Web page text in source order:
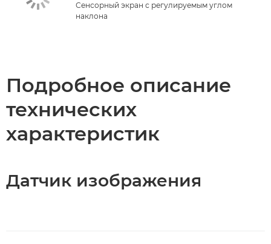
Сенсорный экран с регулируемым углом
наклона
Подробное описание
технических
характеристик
Датчик изображения